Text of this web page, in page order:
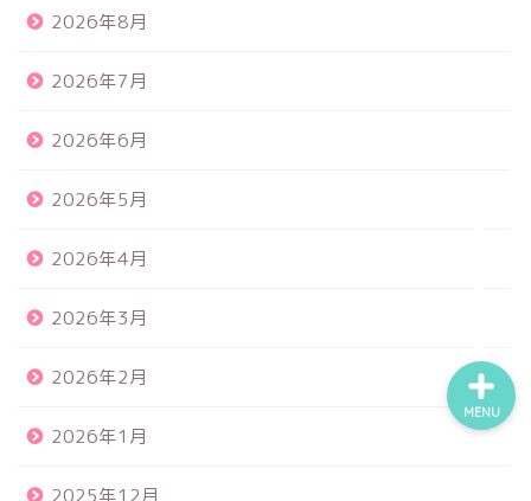
2026年8月
2026年7月
2026年6月
2026年5月
2026年4月
2026年3月
2026年2月
2026年1月
2025年12月
MENU